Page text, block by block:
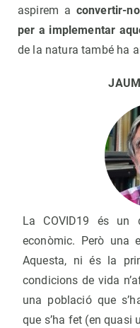
aspirem a convertir-
per a implementar
de la natura també ha
La COVID19 és un
econòmic. Però una
Aquesta, ni és la
condicions de vida
una població que
que s’ha fet (en quasi